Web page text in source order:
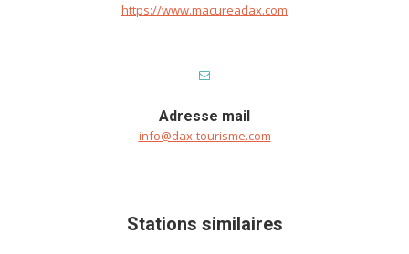
https://www.macureadax.com
Adresse mail
info@dax-tourisme.com
Stations similaires